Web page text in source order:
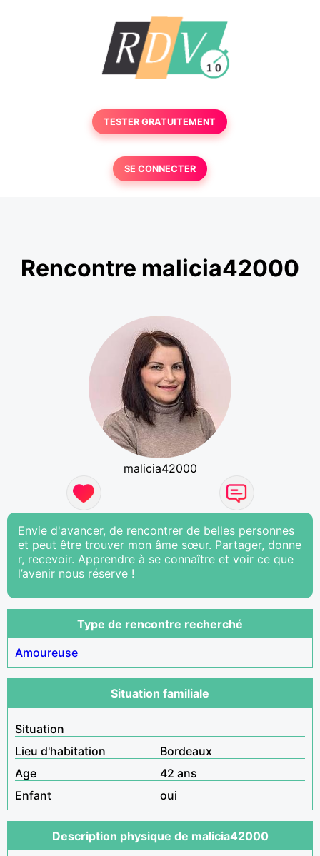
TESTER GRATUITEMENT
SE CONNECTER
Rencontre malicia42000
malicia42000
Envie d'avancer, de rencontrer de belles personnes
et peut être trouver mon âme sœur. Partager, donne
r, recevoir. Apprendre à se connaître et voir ce que
l’avenir nous réserve !
Type de rencontre recherché
Amoureuse
Situation familiale
Situation
Lieu d'habitation
Bordeaux
Age
42 ans
Enfant
oui
Description physique de malicia42000